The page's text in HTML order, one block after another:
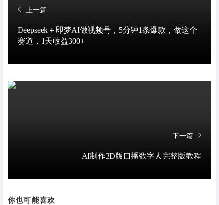
上一篇
Deepseek＋即梦AI做视频号，5分钟1条爆款，做这个
赛道，1天收益300+
下一篇
AI制作3D版口播数字人完整版教程
你也可能喜欢